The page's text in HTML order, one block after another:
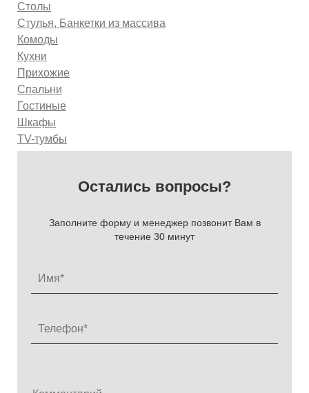
Столы
Стулья, Банкетки из массива
Комоды
Кухни
Прихожие
Спальни
Гостиные
Шкафы
TV-тумбы
Остались вопросы?
Заполните форму и менеджер позвонит Вам в
течение 30 минут